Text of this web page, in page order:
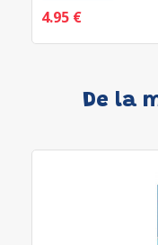
4.95 €
De la